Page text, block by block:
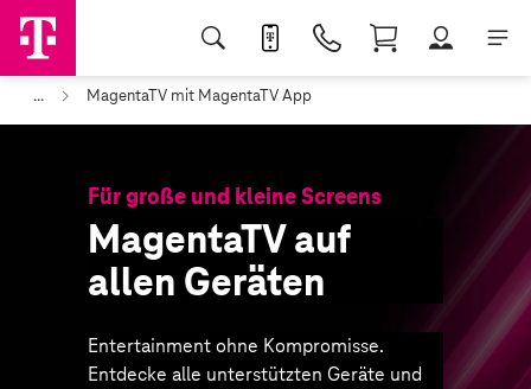
... MagentaTV mit MagentaTV App
Für große und kleine Screens
Magenta­TV auf
allen Geräten
Entertainment ohne Kompromisse.
Entdecke alle unterstützten Geräte und